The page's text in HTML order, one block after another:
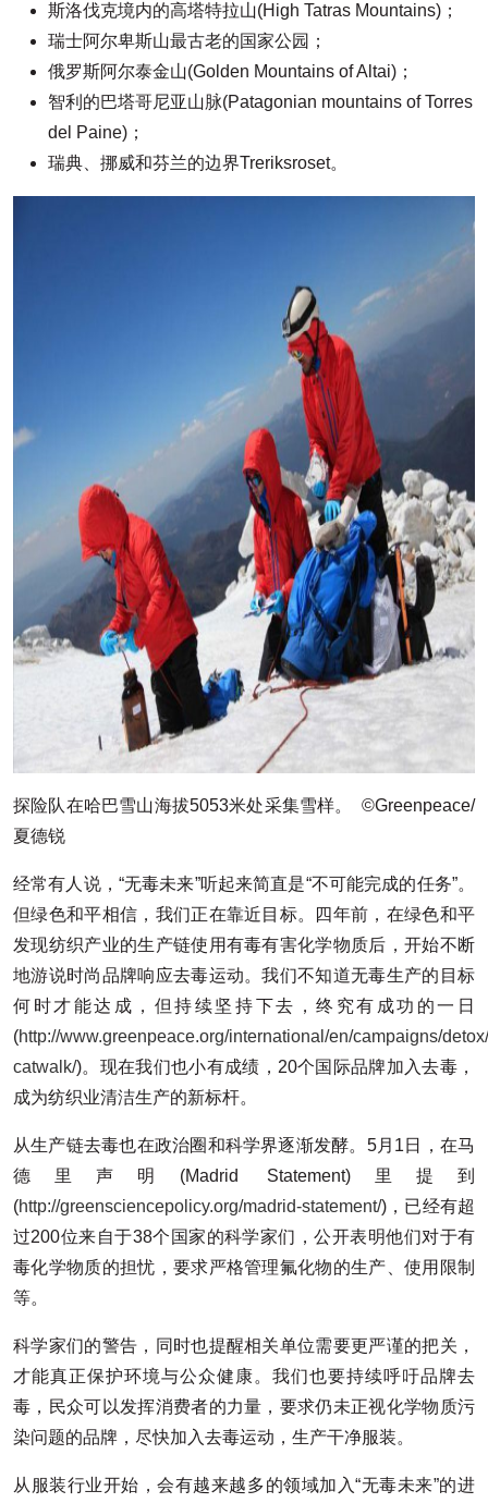
斯洛伐克境内的高塔特拉山(High Tatras Mountains)；
瑞士阿尔卑斯山最古老的国家公园；
俄罗斯阿尔泰金山(Golden Mountains of Altai)；
智利的巴塔哥尼亚山脉(Patagonian mountains of Torres
del Paine)；
瑞典、挪威和芬兰的边界Treriksroset。
探险队在哈巴雪山海拔5053米处采集雪样。 ©Greenpeace/
夏德锐
经常有人说，“无毒未来”听起来简直是“不可能完成的任务”。
但绿色和平相信，我们正在靠近目标。四年前，在绿色和平
发现纺织产业的生产链使用有毒有害化学物质后，开始不断
地游说时尚品牌响应去毒运动。我们不知道无毒生产的目标
何时才能达成，但持续坚持下去，终究有成功的一日
(http://www.greenpeace.org/international/en/campaigns/
catwalk/)。现在我们也小有成绩，20个国际品牌加入去毒，
成为纺织业清洁生产的新标杆。
从生产链去毒也在政治圈和科学界逐渐发酵。5月1日，在马
德里声明(Madrid Statement)里提到
(http://greensciencepolicy.org/madrid-statement/)，已经有超
过200位来自于38个国家的科学家们，公开表明他们对于有
毒化学物质的担忧，要求严格管理氟化物的生产、使用限制
等。
科学家们的警告，同时也提醒相关单位需要更严谨的把关，
才能真正保护环境与公众健康。我们也要持续呼吁品牌去
毒，民众可以发挥消费者的力量，要求仍未正视化学物质污
染问题的品牌，尽快加入去毒运动，生产干净服装。
从服装行业开始，会有越来越多的领域加入“无毒未来”的进